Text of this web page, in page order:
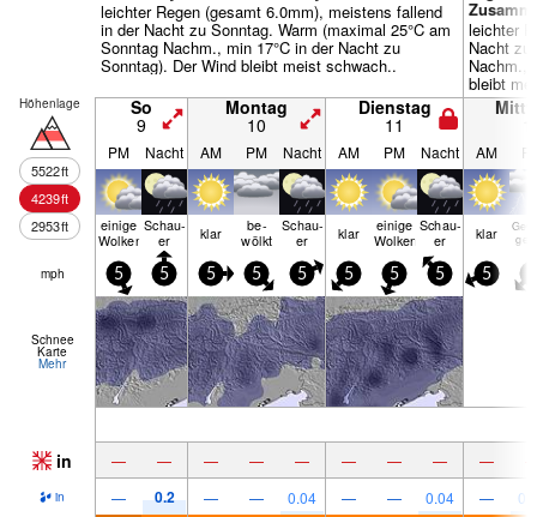
leichter Regen (gesamt 6.0mm), meistens fallend
in der Nacht zu Sonntag. Warm (maximal 25°C am
Sonntag Nachm., min 17°C in der Nacht zu
Sonntag). Der Wind bleibt meist schwach..
leichter
Nacht zu
Nachm.,
bleibt
Höhenlage
5522ft
4239ft
2953ft
So
9
Montag
10
Dienstag
11
PM Nacht AM PM Nacht AM PM Nacht AM
einige
Wolken
Schau­
er klar be­
wölkt
Schau­
er klar einige
Wolken
Schau­
er klar
mph 5 5 5 5 5 5 5 5 5
Schnee
Karte
Mehr
in — — — — — — — — —
in — 0.2 — — 0.04 — — 0.04 —